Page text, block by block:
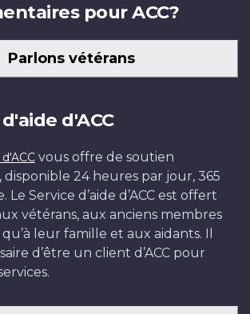
pour ACC?
Parlons vétérans
d'ACC
vous offre de soutien
24 heures par jour, 365
Le Service d’aide d’ACC est offert
vétérans, aux anciens membres
qu’à leur famille et aux aidants. Il
d’être un client d’ACC pour